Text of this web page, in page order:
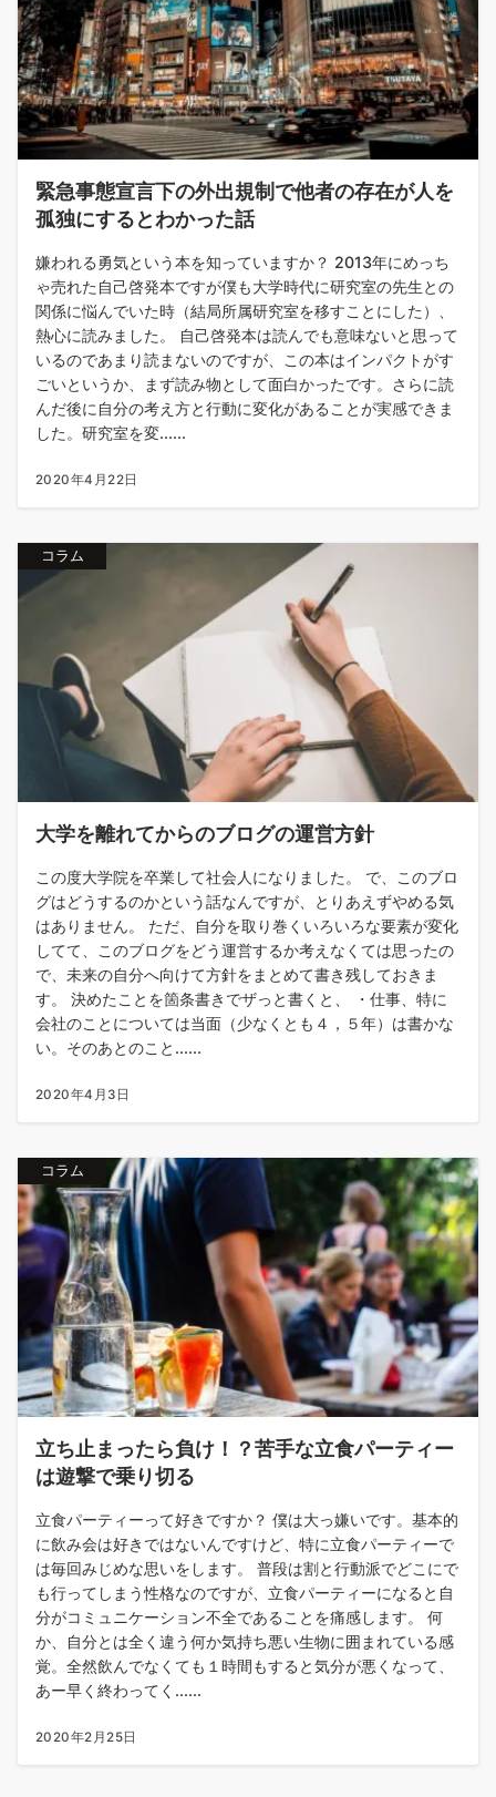
緊急事態宣言下の外出規制で他者の存在が人を
孤独にするとわかった話
嫌われる勇気という本を知っていますか？ 2013年にめっち
ゃ売れた自己啓発本ですが僕も大学時代に研究室の先生との
関係に悩んでいた時（結局所属研究室を移すことにした）、
熱心に読みました。 自己啓発本は読んでも意味ないと思って
いるのであまり読まないのですが、この本はインパクトがす
ごいというか、まず読み物として面白かったです。さらに読
んだ後に自分の考え方と行動に変化があることが実感できま
した。研究室を変......
2020年4月22日
コラム
大学を離れてからのブログの運営方針
この度大学院を卒業して社会人になりました。 で、このブロ
グはどうするのかという話なんですが、とりあえずやめる気
はありません。 ただ、自分を取り巻くいろいろな要素が変化
してて、このブログをどう運営するか考えなくては思ったの
で、未来の自分へ向けて方針をまとめて書き残しておきま
す。 決めたことを箇条書きでザっと書くと、 ・仕事、特に
会社のことについては当面（少なくとも４，５年）は書かな
い。そのあとのこと......
2020年4月3日
コラム
立ち止まったら負け！？苦手な立食パーティー
は遊撃で乗り切る
立食パーティーって好きですか？ 僕は大っ嫌いです。基本的
に飲み会は好きではないんですけど、特に立食パーティーで
は毎回みじめな思いをします。 普段は割と行動派でどこにで
も行ってしまう性格なのですが、立食パーティーになると自
分がコミュニケーション不全であることを痛感します。 何
か、自分とは全く違う何か気持ち悪い生物に囲まれている感
覚。全然飲んでなくても１時間もすると気分が悪くなって、
あー早く終わってく......
2020年2月25日